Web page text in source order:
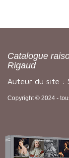
Catalogue
Rigaud
Auteur du site :
Copyright © 2024 -